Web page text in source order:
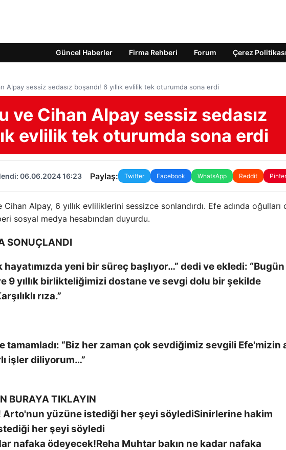
Güncel Haberler Firma Rehberi Forum Çerez Politikası
Alpay sessiz sedasız boşandı! 6 yıllık evlilik tek oturumda sona erdi
ve Cihan Alpay sessiz sedasız
evlilik tek oturumda sona erdi
06.06.2024 16:23 Paylaş: Twitter Facebook WhatsApp Reddit
Alpay, 6 yıllık evliliklerini sessizce sonlandırdı. Efe adında oğulları
sosyal medya hesabından duyurdu.
SONUÇLANDI
hayatımızda yeni bir süreç başlıyor…” dedi ve ekledi: “Bugün
9 yıllık birlikteliğimizi dostane ve sevgi dolu bir şekilde
rıza.”
tamamladı: “Biz her zaman çok sevdiğimiz sevgili Efe'mizin
işler diliyorum…”
BURAYA TIKLAYIN
Sinirlerine hakim
her şeyi söyledi
Reha Muhtar bakın ne kadar nafaka